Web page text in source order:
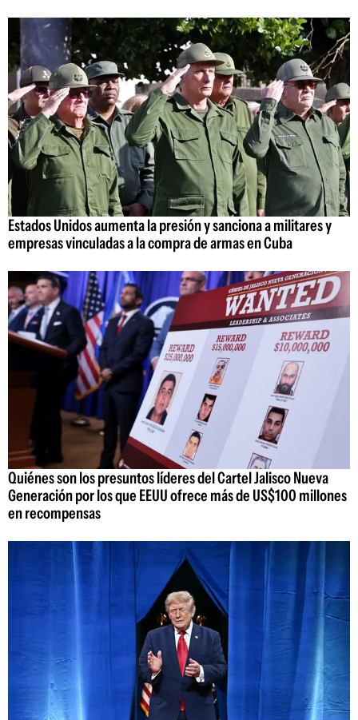
Estados Unidos aumenta la presión y sanciona a militares y
empresas vinculadas a la compra de armas en Cuba
Quiénes son los presuntos líderes del Cartel Jalisco Nueva
Generación por los que EEUU ofrece más de US$100 millones
en recompensas